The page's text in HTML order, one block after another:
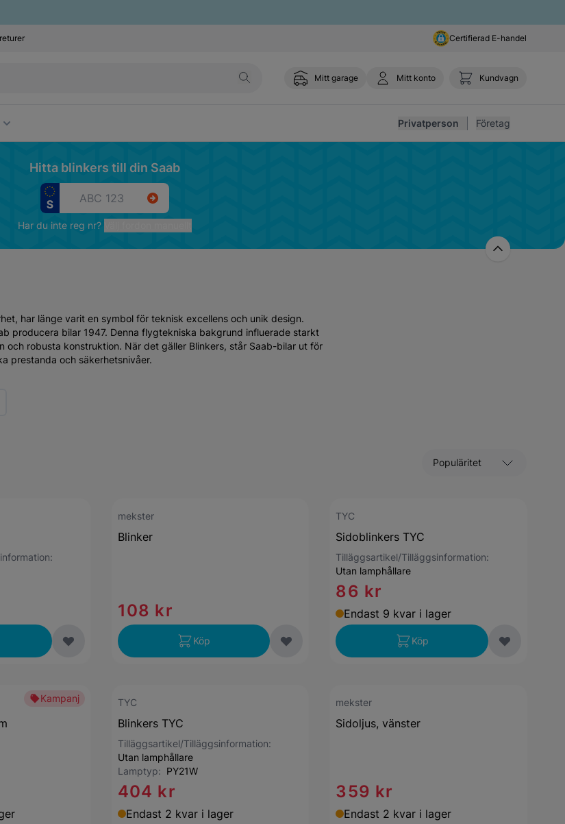
Certifierad E-handel
Mitt garage Mitt konto Kundvagn
Privatperson Företag
Hitta blinkers till din Saab
Har du inte reg nr?
har länge varit en symbol för teknisk excellens och unik design.
producera bilar 1947. Denna flygtekniska bakgrund influerade starkt
robusta konstruktion. När det gäller Blinkers, står Saab-bilar ut för
prestanda och säkerhetsnivåer.
Sortera efter
mekster
Blinker
108 kr
Köp
TYC
Sidoblinkers TYC
Tilläggsartikel/Tilläggsinformation:
Utan lamphållare
86 kr
Endast 9 kvar i lager
Köp
Kampanj TYC
Blinkers TYC
Tilläggsartikel/Tilläggsinformation:
Utan lamphållare
Lamptyp: PY21W
404 kr
Endast 2 kvar i lager
mekster
Sidoljus, vänster
359 kr
Endast 2 kvar i lager